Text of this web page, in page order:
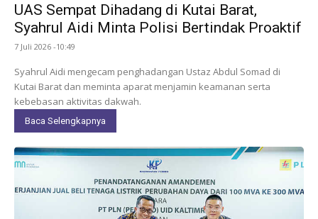
UAS Sempat Dihadang di Kutai Barat,
Syahrul Aidi Minta Polisi Bertindak Proaktif
7 Juli 2026 -10:49
Syahrul Aidi mengecam penghadangan Ustaz Abdul Somad di
Kutai Barat dan meminta aparat menjamin keamanan serta
kebebasan aktivitas dakwah.
Baca Selengkapnya